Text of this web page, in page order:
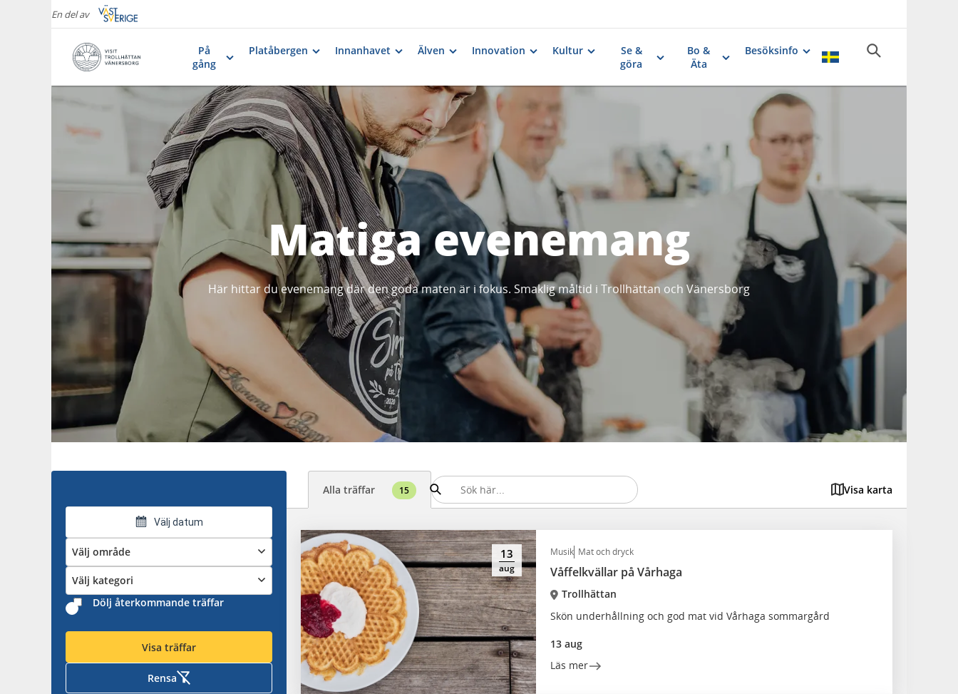
En del av
På
gång
Platåbergen Innanhavet Älven Innovation Kultur
Se &
göra
Bo &
Äta
Besöksinfo
Matiga evenemang
Här hittar du evenemang där den goda maten är i fokus. Smaklig måltid i Trollhättan och Vänersborg
Välj datum
Välj område
Välj kategori
Dölj återkommande träffar
Visa träffar
Rensa
Alla träffar 15 Visa karta
13
aug
Musik Mat och dryck
Våffelkvällar på Vårhaga
Trollhättan
Skön underhållning och god mat vid Vårhaga sommargård
13 aug
Läs mer